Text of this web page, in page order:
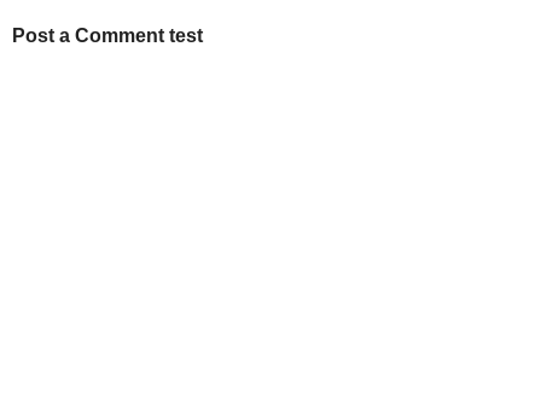
Post a Comment test